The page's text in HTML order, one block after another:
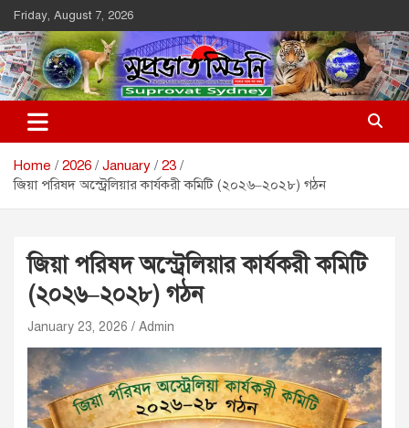
Skip
to
content
Friday, August 7, 2026
Suprovat Sydney
The Leading Bangladesh Community Newspaper In Australia
Home 2026 January
23
জিয়া পরিষদ অস্ট্রেলিয়ার কার্যকরী কমিটি (২০২৬–২০২৮) গঠন
জিয়া পরিষদ অস্ট্রেলিয়ার কার্যকরী কমিটি
(২০২৬–২০২৮) গঠন
January 23, 2026 Admin